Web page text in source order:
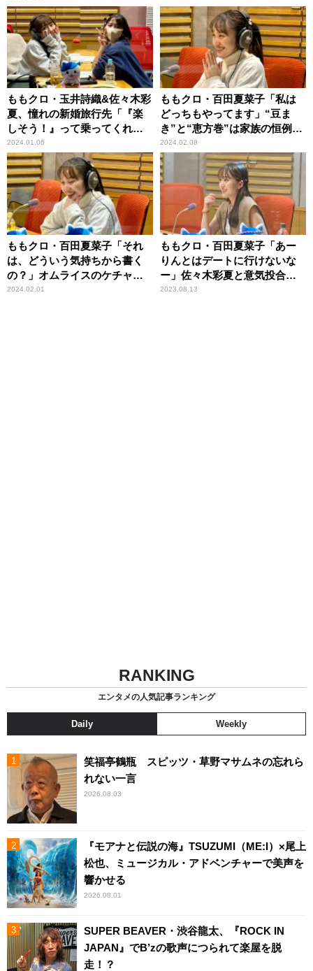
ももクロ・玉井詩織&佐々木彩
夏、憧れの新婚旅行先「『楽
しそう！』って乗ってくれる
人、いいよね」
2024.01.06
ももクロ・百田夏菜子「私は
どっちもやってます」“豆ま
き”と“恵方巻”は家族の恒例行
事
2024.02.08
ももクロ・百田夏菜子「それ
は、どういう気持ちから書く
の？」オムライスのケチャッ
プデコは高城れにと正反対
2024.02.01
ももクロ・百田夏菜子「あー
りんとはデートに行けないな
ー」佐々木彩夏と意気投合せ
ず
2023.08.13
RANKING
エンタメの人気記事ランキング
Daily Weekly
笑福亭鶴瓶 スピッツ・草野マサムネの忘れら
れない一言
2026.08.03
『モアナと伝説の海』TSUZUMI（ME:I）×尾上
松也、ミュージカル・アドベンチャーで美声を
響かせる
2026.08.01
SUPER BEAVER・渋谷龍太、『ROCK IN
JAPAN』でB’zの歌声につられて楽屋を脱
走！？